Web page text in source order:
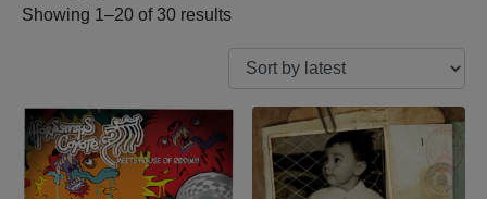
Showing 1–20 of 30 results